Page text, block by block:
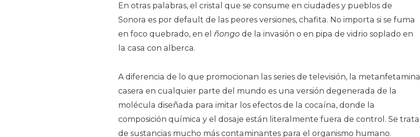
En otras palabras, el cristal que se consume en ciudades y pueblos de
Sonora es por default de las peores versiones, chafita. No importa si se fuma
en foco quebrado, en el ñongo de la invasión o en pipa de vidrio soplado en
la casa con alberca.
A diferencia de lo que promocionan las series de televisión, la metanfetamina
casera en cualquier parte del mundo es una versión degenerada de la
molécula diseñada para imitar los efectos de la cocaína, donde la
composición química y el dosaje están literalmente fuera de control. Se trata
de sustancias mucho más contaminantes para el organismo humano.